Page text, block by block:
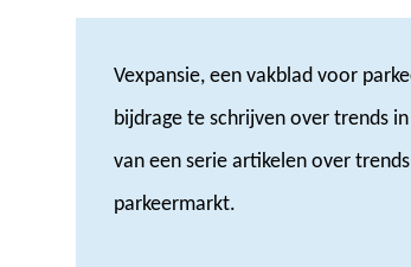
Vexpansie, een vakblad voor
bijdrage te schrijven over trends
van een serie artikelen over
parkeermarkt.